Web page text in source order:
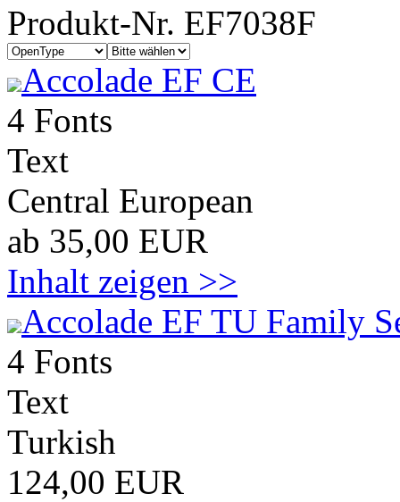
Produkt-Nr. EF7038F
Accolade EF CE
4 Fonts
Text
Central European
ab 35,00 EUR
Inhalt zeigen >>
Accolade EF TU Family
4 Fonts
Text
Turkish
124,00 EUR